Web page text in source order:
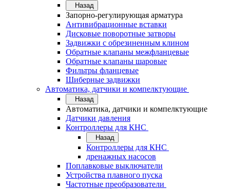
Назад
Запорно-регулирующая арматура
Антивибрационные вставки
Дисковые поворотные затворы
Задвижки с обрезиненным клином
Обратные клапаны межфланцевые
Обратные клапаны шаровые
Фильтры фланцевые
Шиберные задвижки
Автоматика, датчики и компелктующие
Назад
Автоматика, датчики и компелктующие
Датчики давления
Контроллеры для КНС
Назад
Контроллеры для КНС
дренажных насосов
Поплавковые выключатели
Устройства плавного пуска
Частотные преобразователи